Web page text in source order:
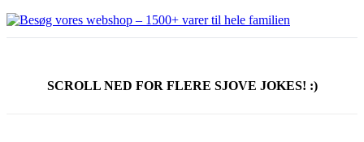
SCROLL NED FOR FLERE SJOVE JOKES! :)